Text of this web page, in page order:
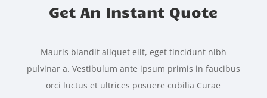
Get An Instant Quote
Mauris blandit aliquet elit, eget tincidunt nibh
pulvinar a. Vestibulum ante ipsum primis in faucibus
orci luctus et ultrices posuere cubilia Curae